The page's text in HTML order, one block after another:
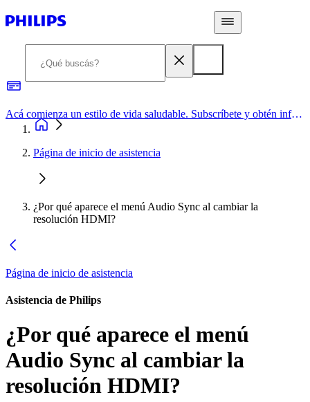
Acá comienza un estilo de vida saludable. Subscríbete y obtén información de primera mano
Página de inicio de asistencia
¿Por qué aparece el menú Audio Sync al cambiar la
resolución HDMI?
Página de inicio de asistencia
Asistencia de Philips
¿Por qué aparece el menú
Audio Sync al cambiar la
resolución HDMI?